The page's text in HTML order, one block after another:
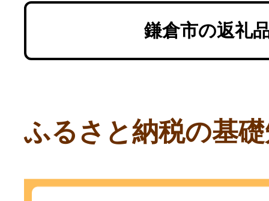
鎌倉市の返礼
ふるさと納税の基